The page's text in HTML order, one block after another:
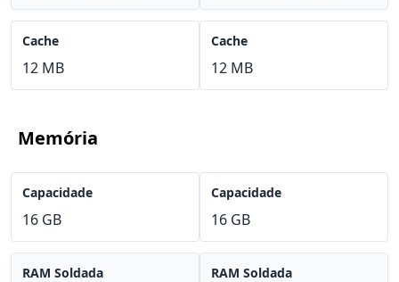
Cache
12 MB
Cache
12 MB
Memória
Capacidade
16 GB
RAM Soldada
Capacidade
16 GB
RAM Soldada